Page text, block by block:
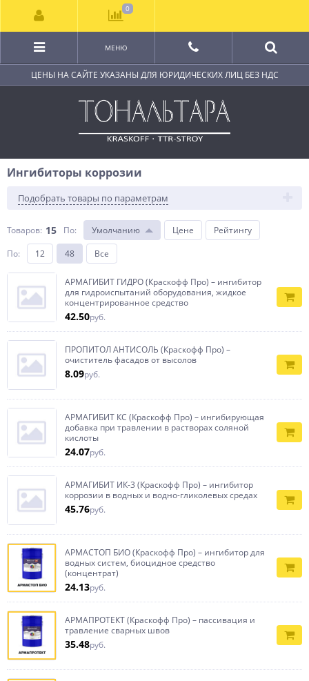
ЦЕНЫ НА САЙТЕ УКАЗАНЫ ДЛЯ ЮРИДИЧЕСКИХ ЛИЦ БЕЗ НДС
МЕНЮ
Ингибиторы коррозии
Подобрать товары по параметрам
Товаров: 15 По: Умолчанию Цене
Рейтингу
По: 12 48 Все
АРМАГИБИТ ГИДРО (Краскофф Про) – ингибитор
для гидроиспытаний оборудования, жидкое
концентрированное средство
42.50руб.
ПРОПИТОЛ АНТИСОЛЬ (Краскофф Про) –
очиститель фасадов от высолов
8.09руб.
АРМАГИБИТ КС (Краскофф Про) – ингибирующая
добавка при травлении в растворах соляной
кислоты
24.07руб.
АРМАГИБИТ ИК-3 (Краскофф Про) – ингибитор
коррозии в водных и водно-гликолевых средах
45.76руб.
АРМАСТОП БИО (Краскофф Про) – ингибитор для
водных систем, биоцидное средство
(концентрат)
24.13руб.
АРМАПРОТЕКТ (Краскофф Про) – пассивация и
травление сварных швов
35.48руб.
0